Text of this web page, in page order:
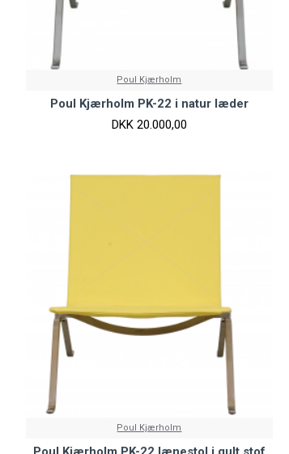
Poul Kjærholm
Poul Kjærholm PK-22 i natur læder
DKK 20.000,00
Poul Kjærholm